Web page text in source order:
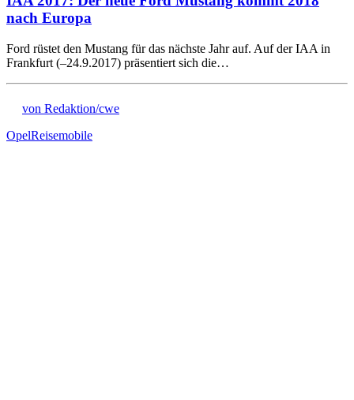
nach Europa
Ford rüstet den Mustang für das nächste Jahr auf. Auf der IAA in
Frankfurt (–24.9.2017) präsentiert sich die…
von Redaktion/cwe
OpelReisemobile